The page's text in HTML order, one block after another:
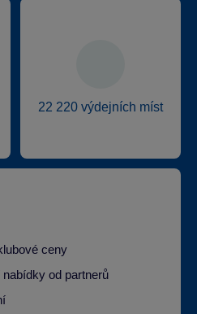
22 220 výdejních míst
ceny
od partnerů